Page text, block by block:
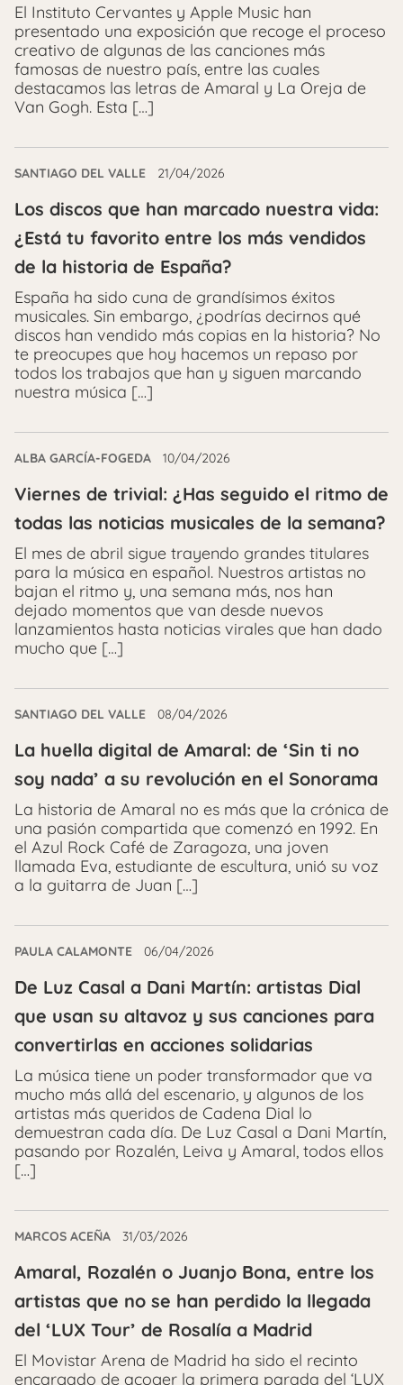
El Instituto Cervantes y Apple Music han
presentado una exposición que recoge el proceso
creativo de algunas de las canciones más
famosas de nuestro país, entre las cuales
destacamos las letras de Amaral y La Oreja de
Van Gogh. Esta […]
SANTIAGO DEL VALLE 21/04/2026
Los discos que han marcado nuestra vida:
¿Está tu favorito entre los más vendidos
de la historia de España?
España ha sido cuna de grandísimos éxitos
musicales. Sin embargo, ¿podrías decirnos qué
discos han vendido más copias en la historia? No
te preocupes que hoy hacemos un repaso por
todos los trabajos que han y siguen marcando
nuestra música […]
ALBA GARCÍA-FOGEDA 10/04/2026
Viernes de trivial: ¿Has seguido el ritmo de
todas las noticias musicales de la semana?
El mes de abril sigue trayendo grandes titulares
para la música en español. Nuestros artistas no
bajan el ritmo y, una semana más, nos han
dejado momentos que van desde nuevos
lanzamientos hasta noticias virales que han dado
mucho que […]
SANTIAGO DEL VALLE 08/04/2026
La huella digital de Amaral: de ‘Sin ti no
soy nada’ a su revolución en el Sonorama
La historia de Amaral no es más que la crónica de
una pasión compartida que comenzó en 1992. En
el Azul Rock Café de Zaragoza, una joven
llamada Eva, estudiante de escultura, unió su voz
a la guitarra de Juan […]
PAULA CALAMONTE 06/04/2026
De Luz Casal a Dani Martín: artistas Dial
que usan su altavoz y sus canciones para
convertirlas en acciones solidarias
La música tiene un poder transformador que va
mucho más allá del escenario, y algunos de los
artistas más queridos de Cadena Dial lo
demuestran cada día. De Luz Casal a Dani Martín,
pasando por Rozalén, Leiva y Amaral, todos ellos
[…]
MARCOS ACEÑA 31/03/2026
Amaral, Rozalén o Juanjo Bona, entre los
artistas que no se han perdido la llegada
del ‘LUX Tour’ de Rosalía a Madrid
El Movistar Arena de Madrid ha sido el recinto
encargado de acoger la primera parada del ‘LUX